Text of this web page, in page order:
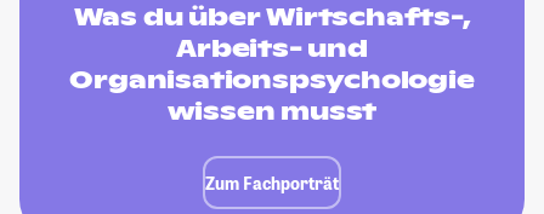
Was du über Wirtschafts-,
Arbeits- und
Organisationspsychologie
wissen musst
Zum Fachporträt